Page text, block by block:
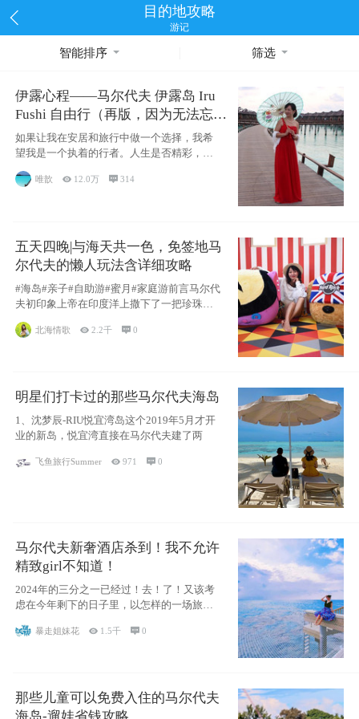
目的地攻略
游记
智能排序 筛选
伊露心程——马尔代夫 伊露岛 Iru
Fushi 自由行（再版，因为无法忘却
的留恋）
如果让我在安居和旅行中做一个选择，我希
望我是一个执着的行者。人生是否精彩，都
源于自己
唯歆  12.0万  314
五天四晚|与海天共一色，免签地马
尔代夫的懒人玩法含详细攻略
#海岛#亲子#自助游#蜜月#家庭游前言马尔代
夫初印象上帝在印度洋上撒下了一把珍珠，
北海情歌 2.2千 0
明星们打卡过的那些马尔代夫海岛
1、沈梦辰-RIU悦宜湾岛这个2019年5月才开
业的新岛，悦宜湾直接在马尔代夫建了两
飞鱼旅行Summer 971 0
马尔代夫新奢酒店杀到！我不允许
精致girl不知道！
2024年的三分之一已经过！去！了！又该考
虑在今年剩下的日子里，以怎样的一场旅行
暴走姐妹花  1.5千 0
那些儿童可以免费入住的马尔代夫